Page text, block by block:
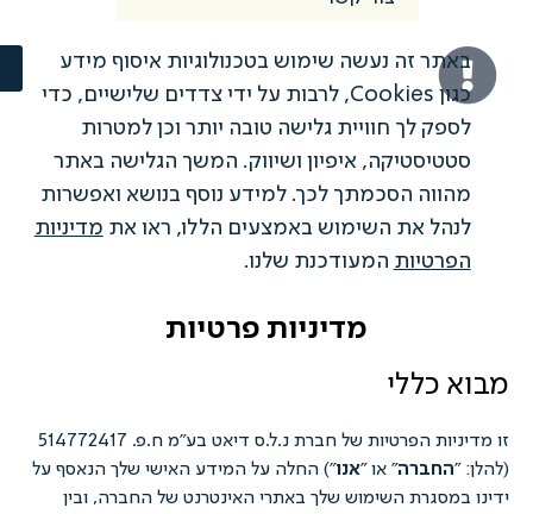
זה נעשה שימוש בטכנולוגיות איסוף מידע
כגון Cookies, לרבות על ידי צדדים שלישיים, כדי
לך חוויית גלישה טובה יותר וכן למטרות
איפיון ושיווק. המשך הגלישה באתר
הסכמתך לכך. למידע נוסף בנושא ואפשרות
את השימוש באמצעים הללו, ראו אתמדיניות
המעודכנת שלנו.
הבנתי
מדיניות פרטיות
כללי
זו מדיניות הפרטיות של חברת נ.ל.ס דיאט בע"מ ח.פ. 514772417
החברה" או "אנו") החלה על המידע האישי שלך הנאסף על
השימוש שלך באתרי האינטרנט של החברה, ובין